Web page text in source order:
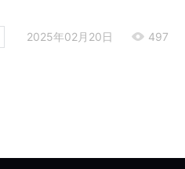
2025年02月20日 497